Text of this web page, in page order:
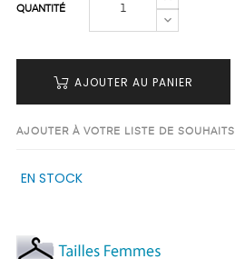
QUANTITÉ
AJOUTER AU PANIER
AJOUTER À VOTRE LISTE DE SOUHAITS
EN STOCK